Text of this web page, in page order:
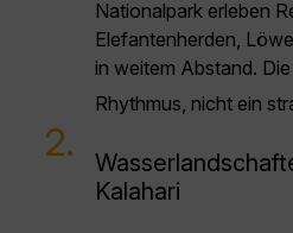
Nationalpark erleben
Elefantenherden,
in weitem Abstand.
Rhythmus, nicht ein
2.
Kalahari